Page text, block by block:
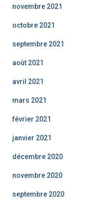
novembre 2021
octobre 2021
septembre 2021
août 2021
avril 2021
mars 2021
février 2021
janvier 2021
décembre 2020
novembre 2020
septembre 2020